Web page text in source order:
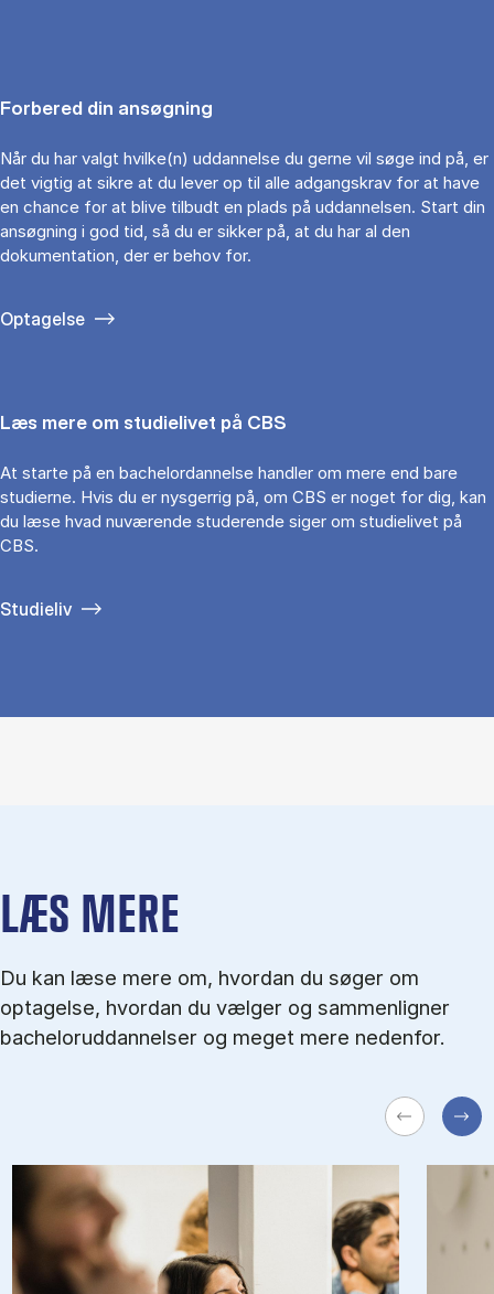
Forbered din ansøgning
Når du har valgt hvilke(n) uddannelse du gerne vil søge ind på, er
det vigtig at sikre at du lever op til alle adgangskrav for at have
en chance for at blive tilbudt en plads på uddannelsen. Start din
ansøgning i god tid, så du er sikker på, at du har al den
dokumentation, der er behov for.
Optagelse
Læs mere om studielivet på CBS
At starte på en bachelordannelse handler om mere end bare
studierne. Hvis du er nysgerrig på, om CBS er noget for dig, kan
du læse hvad nuværende studerende siger om studielivet på
CBS.
Studieliv
LÆS MERE
Du kan læse mere om, hvordan du søger om
optagelse, hvordan du vælger og sammenligner
bacheloruddannelser og meget mere nedenfor.